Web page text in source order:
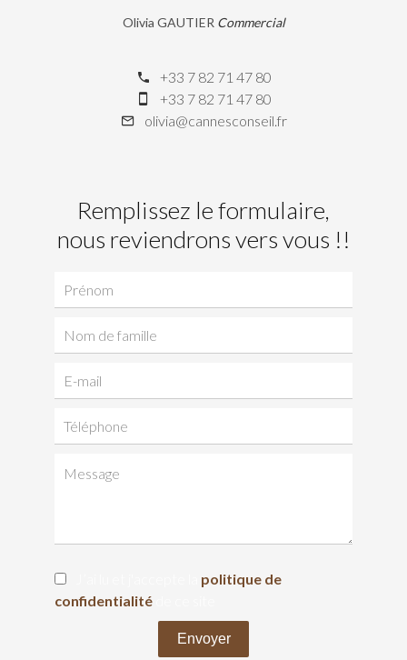
Olivia GAUTIER Commercial
+33 7 82 71 47 80
+33 7 82 71 47 80
olivia@cannesconseil.fr
Remplissez le formulaire,
nous reviendrons vers vous !!
politique de
confidentialité
Envoyer